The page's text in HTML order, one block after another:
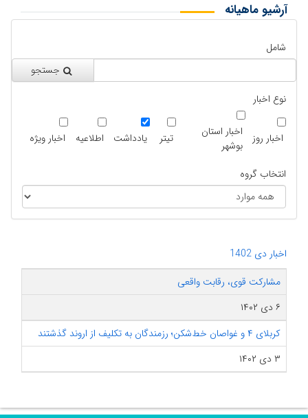
آرشیو ماهیانه
شامل
جستجو
نوع اخبار
اخبار روز
اخبار استان
بوشهر
تیتر یادداشت اطلاعیه اخبار ویژه
انتخاب گروه
اخبار دی 1402
مشارکت قوی، رقابت واقعی
۶ دی ۱۴۰۲
کربلای ۴ و غواصان خط‌شکن؛ رزمندگان به تکلیف از اروند گذشتند
۳ دی ۱۴۰۲